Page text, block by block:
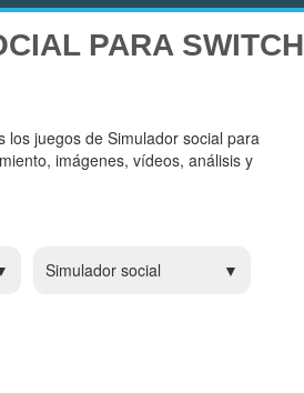
PARA SWITCH
los juegos de Simulador social para
imágenes, vídeos, análisis y
Simulador social